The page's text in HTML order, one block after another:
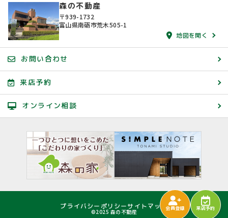
会員登録 来店予約
森の不動産
〒939-1732
富山県南砺市荒木505-1
地図を開く
お問い合わせ
来店予約
オンライン相談
プライバシーポリシーサイトマップ
©2025 森の不動産